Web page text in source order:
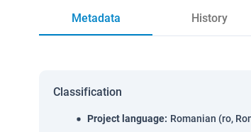
Metadata History
Classification
Project language: Romanian (ro,